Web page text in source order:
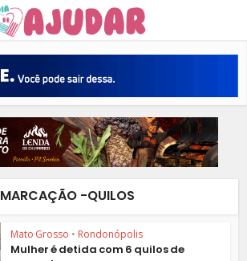
MARCAÇÃO -QUILOS
Mato Grosso • Rondonópolis
Mulher é detida com 6 quilos de